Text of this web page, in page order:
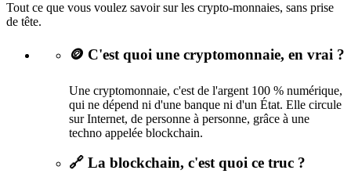
Tout ce que vous voulez savoir sur les crypto-monnaies, sans prise
de tête.
🪙 C'est quoi une cryptomonnaie, en vrai ?
Une cryptomonnaie, c'est de l'argent 100 % numérique,
qui ne dépend ni d'une banque ni d'un État. Elle circule
sur Internet, de personne à personne, grâce à une
techno appelée blockchain.
🔗 La blockchain, c'est quoi ce truc ?